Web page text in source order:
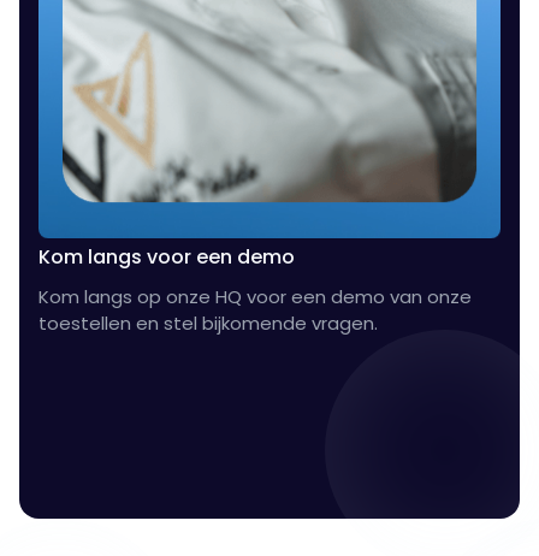
Kom langs voor een demo
Kom langs op onze HQ voor een demo van onze
toestellen en stel bijkomende vragen.